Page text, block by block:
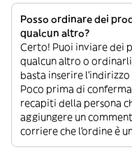
Posso ordinare dei
qualcun altro?
Certo! Puoi inviare dei
qualcun altro o
basta inserire
Poco prima di
recapiti della persona
aggiungere un
corriere che l’ordine è